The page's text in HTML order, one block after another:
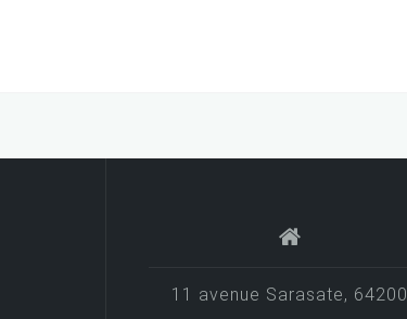
11 avenue Sarasate, 64200